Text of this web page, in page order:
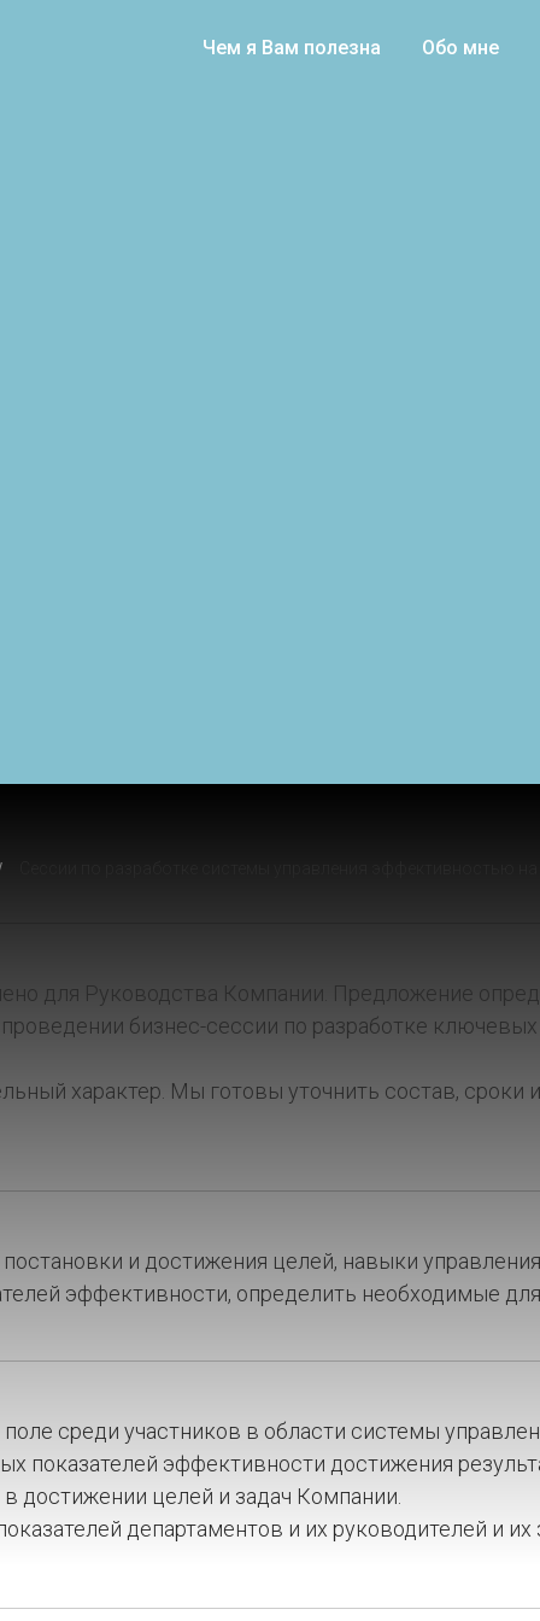
Чем я Вам полезна Обо мне
для Руководства Компании. Предложение
бизнес-сессии по разработке
характер. Мы готовы уточнить состав,
и достижения целей, навыки
эффективности, определить необходимые
среди участников в области системы
показателей эффективности достижения
достижении целей и задач Компании.
департаментов и их руководителей и их